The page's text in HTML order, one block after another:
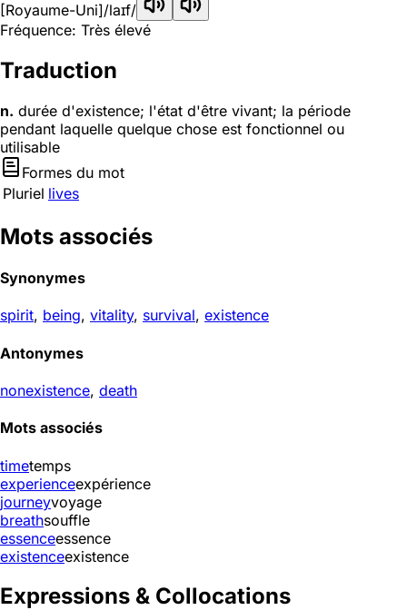
[Royaume-Uni]/laɪf/
Fréquence: Très élevé
Traduction
n. durée d'existence; l'état d'être vivant; la période
pendant laquelle quelque chose est fonctionnel ou
utilisable
Formes du mot
Pluriel lives
Mots associés
Synonymes
spirit, being, vitality, survival, existence
Antonymes
nonexistence, death
Mots associés
timetemps
experienceexpérience
journeyvoyage
breathsouffle
essenceessence
existenceexistence
Expressions & Collocations